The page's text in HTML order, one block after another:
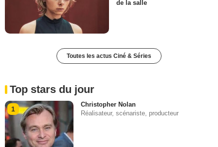
de la salle
Toutes les actus Ciné & Séries
Top stars du jour
1
Christopher Nolan
Réalisateur, scénariste, producteur